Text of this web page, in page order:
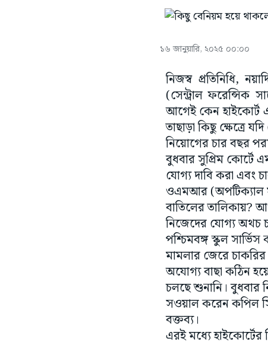
১৬ জানুয়ারি, ২০২৫ ০০:০০
নিজস্ব প্রতিনিধি,
(সেন্ট্রাল ফরেন্সিক
আগেই কেন হাইকোর্ট
তাছাড়া কিছু ক্ষেত্রে
নিয়োগের চার বছর
বুধবার সুপ্রিম কোর্টে
যোগ্য দাবি করা
ওএমআর (অপটিক্যাল
বাতিলের তালিকায়?
নিজেদের যোগ্য অথচ
পশ্চিমবঙ্গ স্কুল
মামলার জেরে
অযোগ্য বাছা কঠিন
চলছে শুনানি। বুধবার
সওয়াল করেন কপিল
বক্তব্য।
এরই মধ্যে